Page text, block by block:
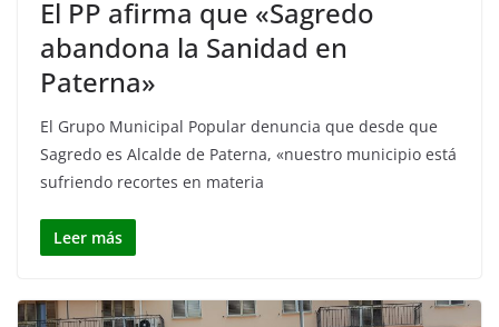
El PP afirma que «Sagredo
abandona la Sanidad en
Paterna»
El Grupo Municipal Popular denuncia que desde que
Sagredo es Alcalde de Paterna, «nuestro municipio está
sufriendo recortes en materia
Leer más